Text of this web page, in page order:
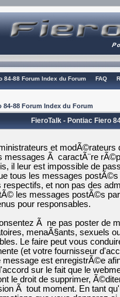
84-88 Forum Index du Forum FAQ
84-88 Forum Index du Forum
FieroTalk - Pontiac Fiero
et
messages Ã caractÃ¨re
il leur est impossible de
tous les messages
respectifs, et non pas des
les messages postÃ©s
pour responsables.
Ã ne pas poster de
menaÃ§ants, sexuels
Le faire peut vous
(et votre fournisseur
message est enregistrÃ©e
sur le fait que le
le droit de supprimer,
Ã tout moment. En tant